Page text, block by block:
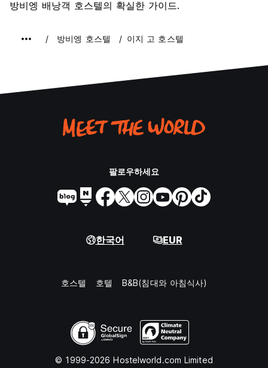
방비엥 배낭객 호스텔의 확실한 가이드.
방비엥 호스텔 이지 고 호스텔
팔로우하세요
한국어 EUR
호스텔 호텔 B&B(침대와 아침식사)
© 1999-2026 Hostelworld.com Limited